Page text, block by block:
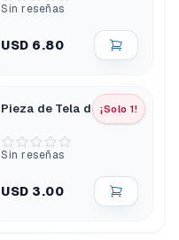
Sin reseñas
USD 6.80
¡Solo 1!
Pieza de Tela de Seda
Sin reseñas
USD 3.00